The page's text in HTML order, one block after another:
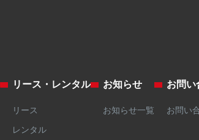
リース・レンタル
リース
レンタル
お知らせ
お知らせ一覧
お問い
お問い